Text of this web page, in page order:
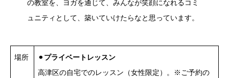
の教室を、ヨガを通じて、みんなが笑顔になれるコミ
ュニティとして、築いていけたらなと思っています。
場所 ⚫︎ プライベートレッスン
高津区の自宅でのレッスン（女性限定）。※ご予約の